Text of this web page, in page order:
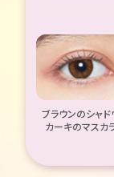
ブラウンのシャド
カーキのマスカ